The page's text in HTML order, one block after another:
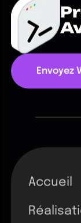
Envoyez
Accueil